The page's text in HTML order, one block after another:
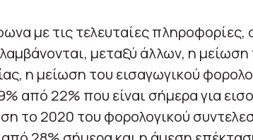
με τις τελευταίες πληροφορίες,
μεταξύ άλλων, η μείωση
η μείωση του εισαγωγικού
από 22% που είναι σήμερα για
το 2020 του φορολογικού